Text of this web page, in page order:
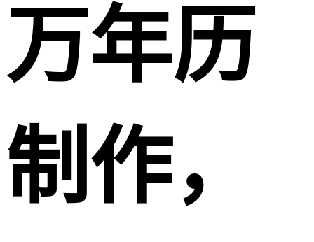
万年历
制作，